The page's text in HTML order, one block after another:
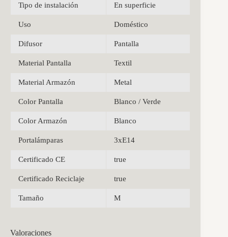
Tipo de instalación En superficie
Uso Doméstico
Difusor Pantalla
Material Pantalla Textil
Material Armazón Metal
Color Pantalla Blanco / Verde
Color Armazón Blanco
Portalámparas 3xE14
Certificado CE true
Certificado Reciclaje true
Tamaño M
Valoraciones